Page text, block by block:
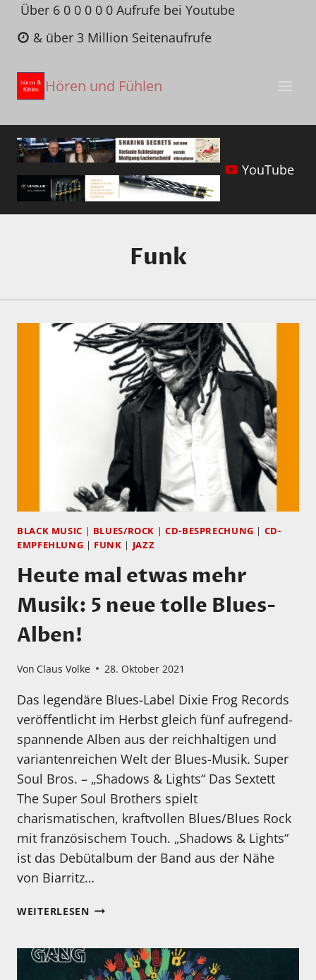
Zum
Inhalt
springen
Über 6 0 0 0 0 0 Aufrufe bei Youtube
& über 3 Million Seitenaufrufe
Hören und Fühlen
YouTube
Funk
BLACK MUSIC | BLUES/ROCK |CD-BESPRECHUNG | CD-
EMPFEHLUNG | FUNK | JAZZ
Heute mal etwas mehr
Musik: 5 neue tolle Blues-
Alben!
Von Claus Volke 28. Oktober 2021
Das legendäre Blues-Label Dixie Frog Records
veröffentlicht im Herbst gleich fünf aufregend-
spannende Alben aus der reichhaltigen und
variantenreichen Welt der Blues-Musik. Super
Soul Bros. – „Shadows & Lights“ Das Sextett
The Super Soul Brothers spielt
charismatischen, kraftvollen Blues/Blues Rock
mit französischem Touch. „Shadows & Lights“
ist das Debütalbum der Band aus der Nähe
von Biarritz…
WEITERLESENHEUTE
MEHR
MUSIK: